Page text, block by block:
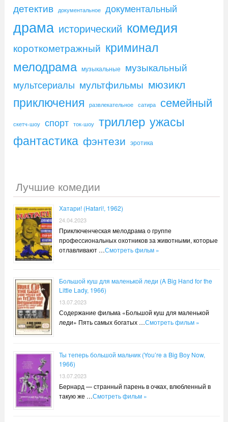
детектив документальное документальный
драма исторический комедия
короткометражный криминал
мелодрама музыкальные музыкальный
мультсериалы мультфильмы мюзикл
приключения развлекательное сатира семейный
скетч-шоу спорт ток-шоу триллер ужасы
фантастика фэнтези эротика
Лучшие комедии
Хатари! (Hatari!, 1962)
24.04.2023
Приключенческая мелодрама о группе
профессиональных охотников за животными, которые
отлавливают …Смотреть фильм »
Большой куш для маленькой леди (A Big Hand for the
Little Lady, 1966)
13.07.2023
Содержание фильма «Большой куш для маленькой
леди» Пять самых богатых …Смотреть фильм »
Ты теперь большой мальчик (You’re a Big Boy Now,
1966)
13.07.2023
Бернард — странный парень в очках, влюбленный в
такую ​​же …Смотреть фильм »